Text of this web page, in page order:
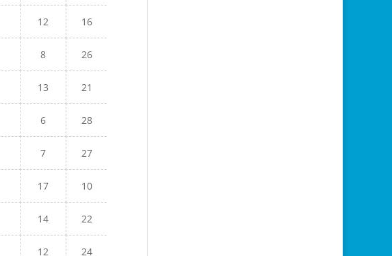
12 16
8 26
13 21
6 28
7 27
17 10
14 22
12 24